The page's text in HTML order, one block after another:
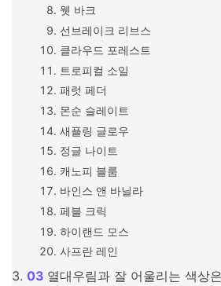
웻 바크
선브레이크 리브스
클라우드 포레스트
트로피컬 소일
패럿 페더
몬순 슬레이트
새플링 글로우
정글 나이트
캐노피 블룸
바인스 앤 바닐라
페블 크릭
하이랜드 모스
사프란 레인
열대우림과 잘 어울리는 색상